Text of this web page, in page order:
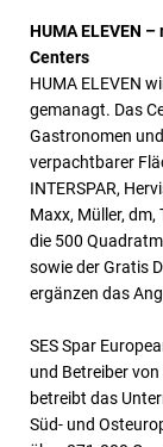
HUMA ELEVEN
Centers
HUMA ELEVEN
gemanagt. Das
Gastronomen
verpachtbarer
INTERSPAR,
Maxx, Müller,
die 500
sowie der Gratis
ergänzen das
SES Spar
und Betreiber
betreibt das
Süd- und